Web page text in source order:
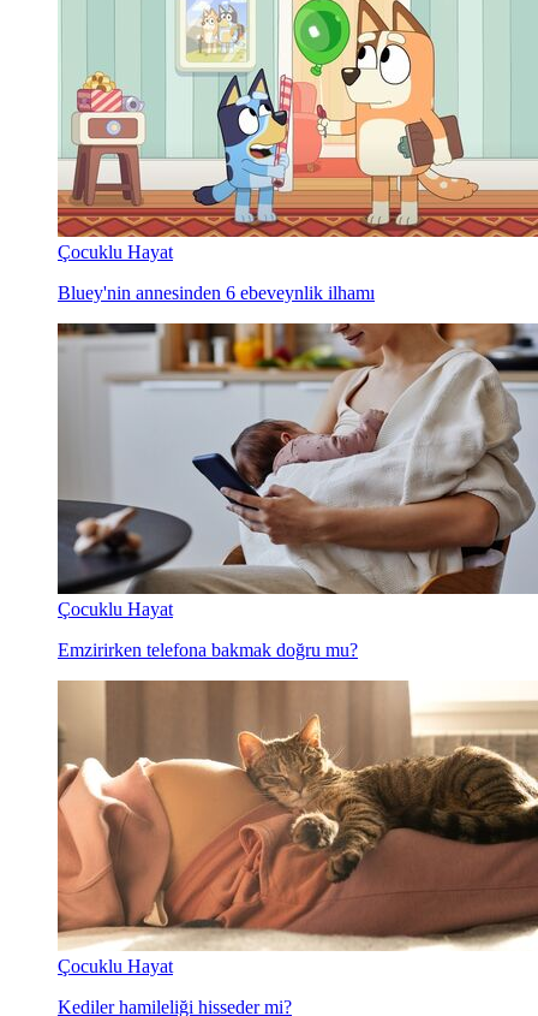
Çocuklu Hayat
Bluey'nin annesinden 6 ebeveynlik ilhamı
Çocuklu Hayat
Emzirirken telefona bakmak doğru mu?
Çocuklu Hayat
Kediler hamileliği hisseder mi?